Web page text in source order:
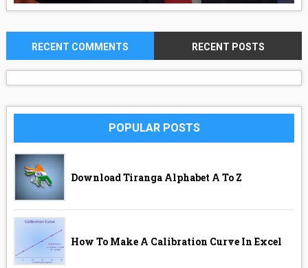
RECENT COMMENTS RECENT POSTS
POPULAR POSTS
Download Tiranga Alphabet A To Z
How To Make A Calibration Curve In Excel